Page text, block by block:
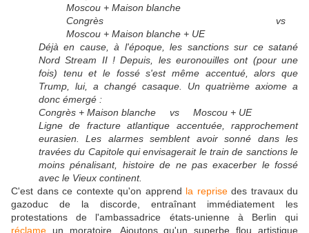
Moscou + Maison blanche
Congrès vs
Moscou + Maison blanche + UE
Déjà en cause, à l'époque, les sanctions sur ce satané
Nord Stream II ! Depuis, les euronouilles ont (pour une
fois) tenu et le fossé s'est même accentué, alors que
Trump, lui, a changé casaque. Un quatrième axiome a
donc émergé :
Congrès + Maison blanche vs Moscou + UE
Ligne de fracture atlantique accentuée, rapprochement
eurasien. Les alarmes semblent avoir sonné dans les
travées du Capitole qui envisagerait le train de sanctions le
moins pénalisant, histoire de ne pas exacerber le fossé
avec le Vieux continent.
C'est dans ce contexte qu'on apprend la reprisedes travaux du
gazoduc de la discorde, entraînant immédiatement les
protestations de l'ambassadrice états-unienne à Berlin qui
réclame un moratoire. Ajoutons qu'un superbe flou artistique